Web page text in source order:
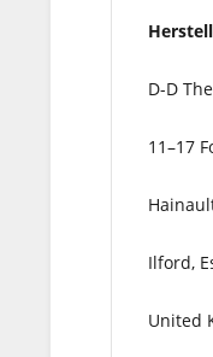
D-D
11–17
Ilford,
United